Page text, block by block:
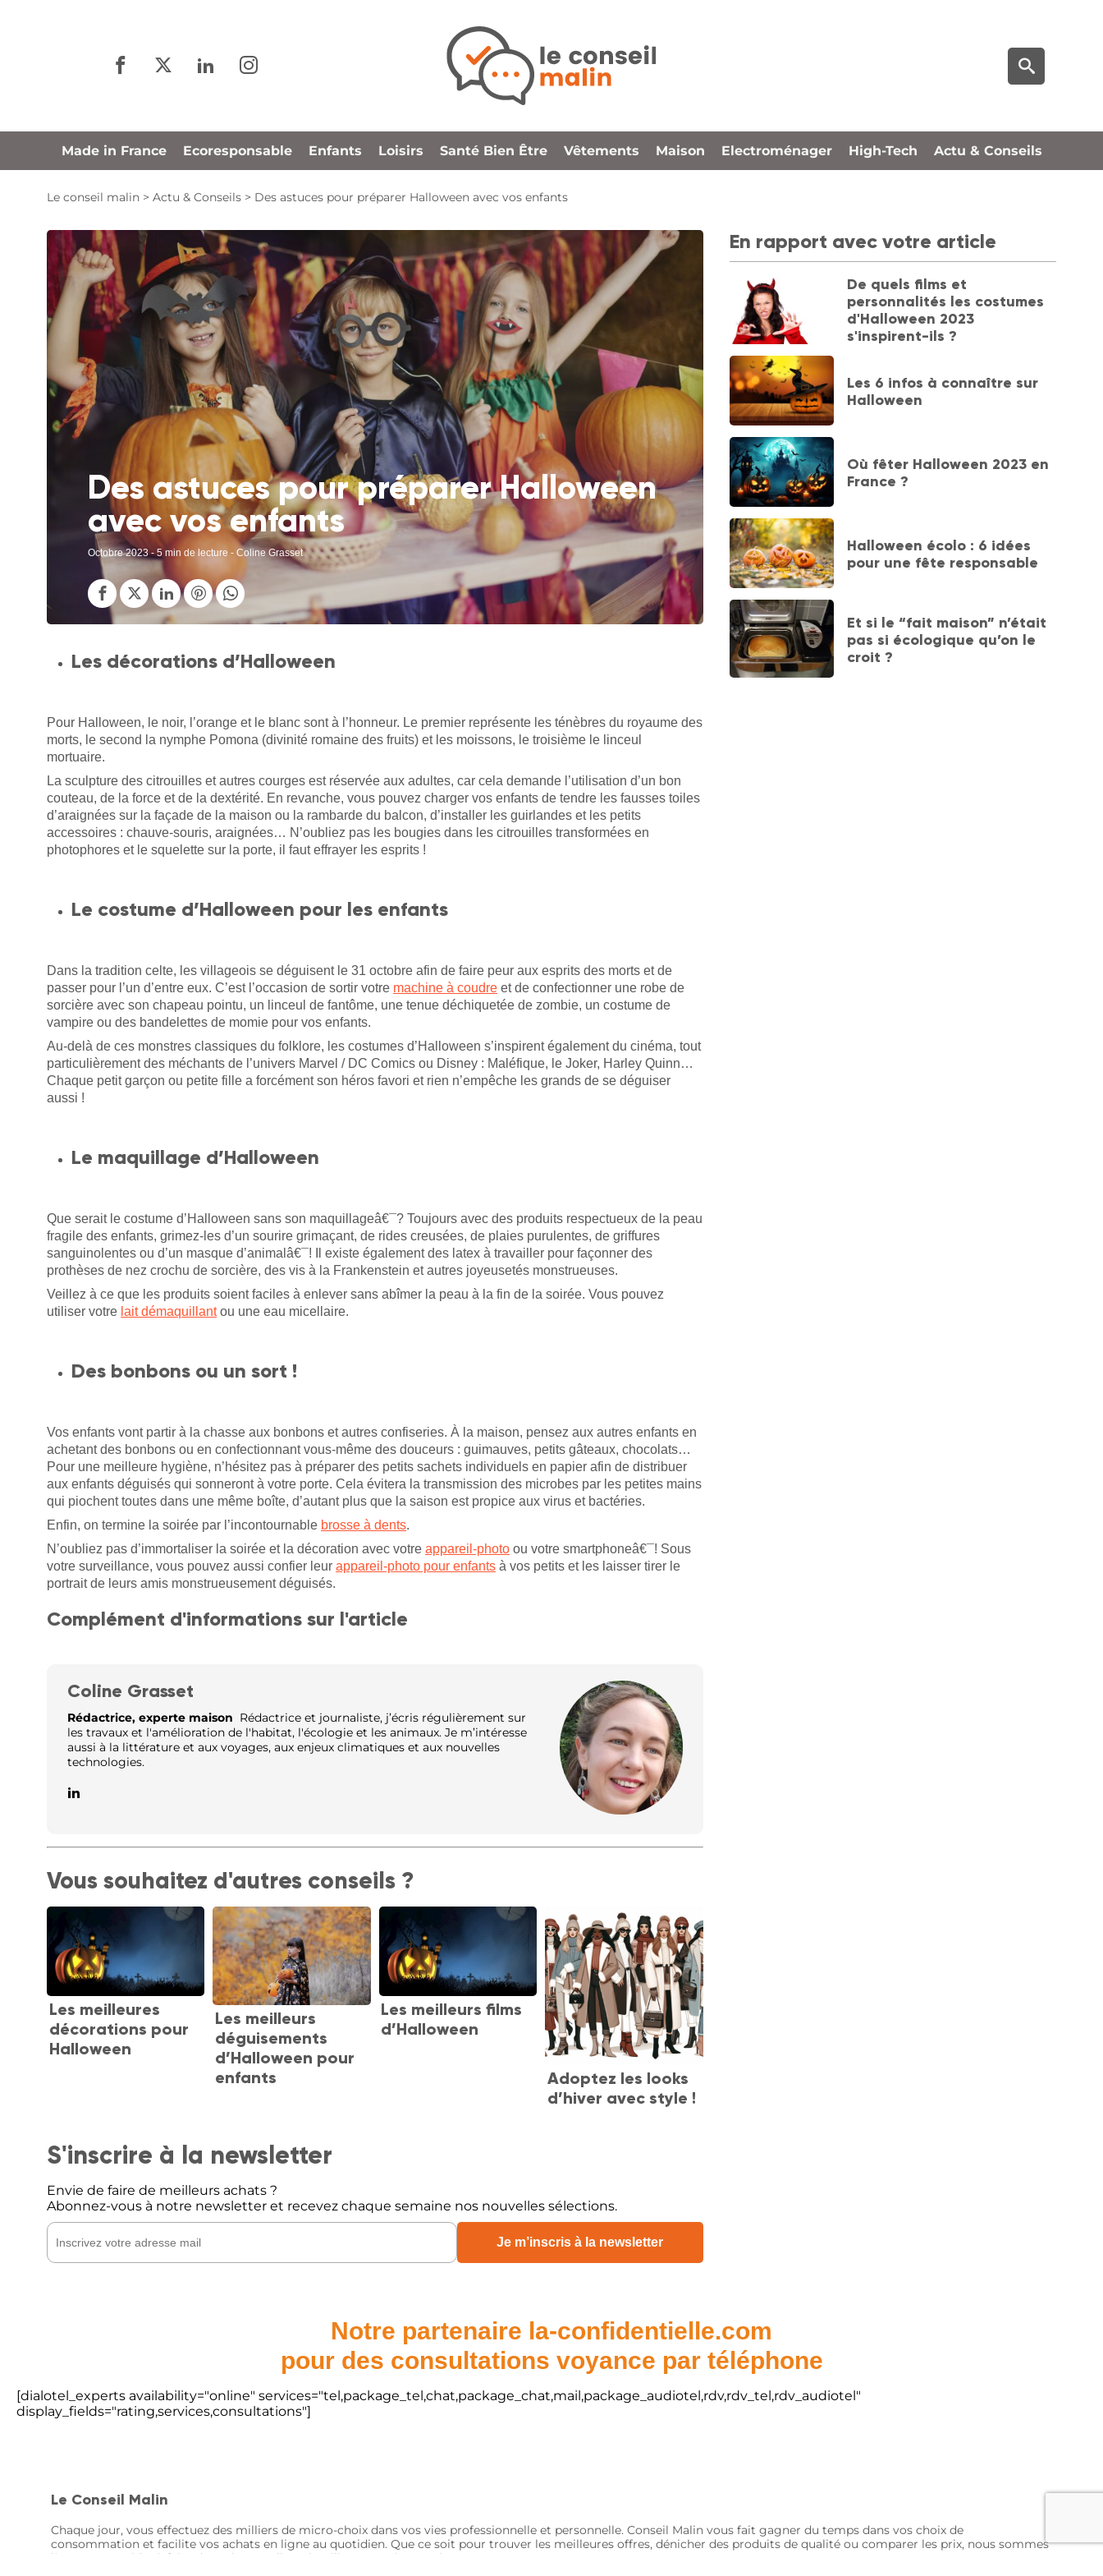
Made in France Ecoresponsable Enfants Loisirs Santé Bien Être Vêtements Maison Electroménager High-Tech Actu & Conseils
Le conseil malin > Actu & Conseils > Des astuces pour préparer Halloween avec vos enfants
Des astuces pour préparer Halloween
avec vos enfants
Octobre 2023- 5 min de lecture - Coline Grasset
Les décorations d’Halloween
Pour Halloween, le noir, l’orange et le blanc sont à l’honneur. Le premier représente les ténèbres du royaume des
morts, le second la nymphe Pomona (divinité romaine des fruits) et les moissons, le troisième le linceul
mortuaire.
La sculpture des citrouilles et autres courges est réservée aux adultes, car cela demande l’utilisation d’un bon
couteau, de la force et de la dextérité. En revanche, vous pouvez charger vos enfants de tendre les fausses toiles
d’araignées sur la façade de la maison ou la rambarde du balcon, d’installer les guirlandes et les petits
accessoires : chauve-souris, araignées… N’oubliez pas les bougies dans les citrouilles transformées en
photophores et le squelette sur la porte, il faut effrayer les esprits !
Le costume d’Halloween pour les enfants
Dans la tradition celte, les villageois se déguisent le 31 octobre afin de faire peur aux esprits des morts et de
passer pour l’un d’entre eux. C’est l’occasion de sortir votre machine à coudre et de confectionner une robe de
sorcière avec son chapeau pointu, un linceul de fantôme, une tenue déchiquetée de zombie, un costume de
vampire ou des bandelettes de momie pour vos enfants.
Au-delà de ces monstres classiques du folklore, les costumes d’Halloween s’inspirent également du cinéma, tout
particulièrement des méchants de l’univers Marvel / DC Comics ou Disney : Maléfique, le Joker, Harley Quinn…
Chaque petit garçon ou petite fille a forcément son héros favori et rien n’empêche les grands de se déguiser
aussi !
Le maquillage d’Halloween
Que serait le costume d’Halloween sans son maquillageâ€¯? Toujours avec des produits respectueux de la peau
fragile des enfants, grimez-les d’un sourire grimaçant, de rides creusées, de plaies purulentes, de griffures
sanguinolentes ou d’un masque d’animalâ€¯! Il existe également des latex à travailler pour façonner des
prothèses de nez crochu de sorcière, des vis à la Frankenstein et autres joyeusetés monstrueuses.
Veillez à ce que les produits soient faciles à enlever sans abîmer la peau à la fin de la soirée. Vous pouvez
utiliser votre lait démaquillantou une eau micellaire.
Des bonbons ou un sort !
Vos enfants vont partir à la chasse aux bonbons et autres confiseries. À la maison, pensez aux autres enfants en
achetant des bonbons ou en confectionnant vous-même des douceurs : guimauves, petits gâteaux, chocolats…
Pour une meilleure hygiène, n’hésitez pas à préparer des petits sachets individuels en papier afin de distribuer
aux enfants déguisés qui sonneront à votre porte. Cela évitera la transmission des microbes par les petites mains
qui piochent toutes dans une même boîte, d’autant plus que la saison est propice aux virus et bactéries.
Enfin, on termine la soirée par l’incontournable brosse à dents.
N’oubliez pas d’immortaliser la soirée et la décoration avec votre appareil-photo ou votre smartphoneâ€¯! Sous
votre surveillance, vous pouvez aussi confier leur appareil-photo pour enfants à vos petits et les laisser tirer le
portrait de leurs amis monstrueusement déguisés.
Complément d'informations sur l'article
Coline Grasset
Rédactrice, experte maison Rédactrice et journaliste, j’écris régulièrement sur
les travaux et l'amélioration de l'habitat, l'écologie et les animaux. Je m’intéresse
aussi à la littérature et aux voyages, aux enjeux climatiques et aux nouvelles
technologies.
Vous souhaitez d'autres conseils ?
Les meilleures
décorations pour
Halloween
Les meilleurs
déguisements
d’Halloween pour
enfants
Les meilleurs films
d’Halloween
Adoptez les looks
d’hiver avec style !
S'inscrire à la newsletter
Envie de faire de meilleurs achats ?
Abonnez-vous à notre newsletter et recevez chaque semaine nos nouvelles sélections.
En rapport avec votre article
De quels films et
personnalités les costumes
d'Halloween 2023
s'inspirent-ils ?
Les 6 infos à connaître sur
Halloween
Où fêter Halloween 2023 en
France ?
Halloween écolo : 6 idées
pour une fête responsable
Et si le “fait maison” n’était
pas si écologique qu’on le
croit ?
Notre partenaire la-confidentielle.com
pour des consultations voyance par téléphone
[dialotel_experts availability="online" services="tel,package_tel,chat,package_chat,mail,package_audiotel,rdv,rdv_tel,rdv_audiotel"
display_fields="rating,services,consultations"]
Le Conseil Malin
Chaque jour, vous effectuez des milliers de micro-choix dans vos vies professionnelle et personnelle. Conseil Malin vous fait gagner du temps dans vos choix de
consommation et facilite vos achats en ligne au quotidien. Que ce soit pour trouver les meilleures offres, dénicher des produits de qualité ou comparer les prix, nous sommes
là pour vous aider à faire des achats en ligne intelligents et économiques.